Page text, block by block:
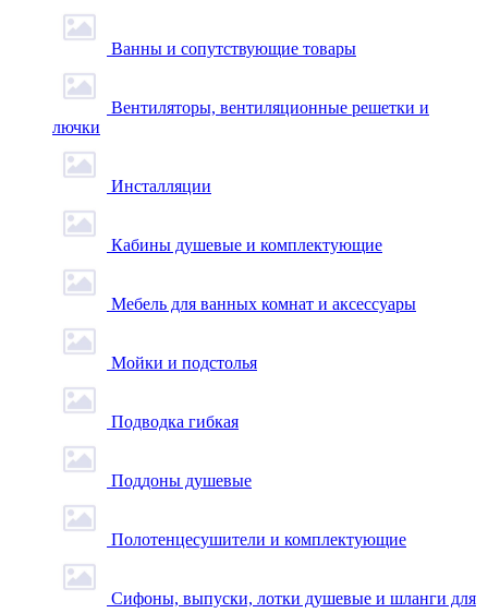
Ванны и сопутствующие товары
Вентиляторы, вентиляционные решетки и
лючки
Инсталляции
Кабины душевые и комплектующие
Мебель для ванных комнат и аксессуары
Мойки и подстолья
Подводка гибкая
Поддоны душевые
Полотенцесушители и комплектующие
Сифоны, выпуски, лотки душевые и шланги для